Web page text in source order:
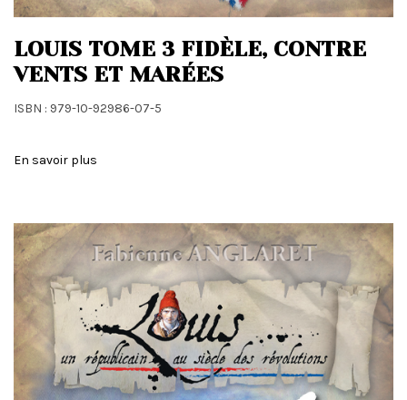
LOUIS TOME 3 FIDÈLE, CONTRE
VENTS ET MARÉES
ISBN : 979-10-92986-07-5
En savoir plus